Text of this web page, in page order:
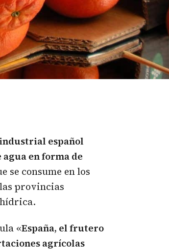
español
en forma de
se consume en los
provincias
«España, el frutero
agrícolas